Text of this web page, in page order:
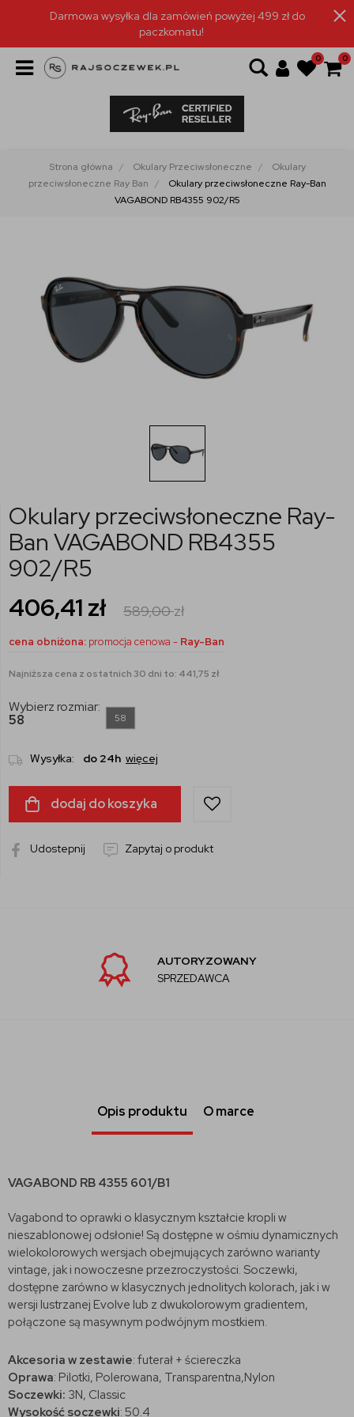
Darmowa wysyłka dla zamówień powyżej 499 zł do
paczkomatu!
0 0
Strona główna Okulary Przeciwsłoneczne
Okulary
przeciwsłoneczne Ray Ban
Okulary przeciwsłoneczne Ray-Ban
VAGABOND RB4355 902/R5
Okulary przeciwsłoneczne Ray-
Ban VAGABOND RB4355
902/R5
406,41 zł 589,00zł
cena obniżona: promocja cenowa - Ray-Ban
Najniższa cena z ostatnich 30 dni to: 441,75 zł
Wybierz rozmiar:
58
58
Wysyłka: do 24h więcej
dodaj do koszyka
Udostepnij Zapytaj o produkt
AUTORYZOWANY
SPRZEDAWCA
Opis produktu O marce
VAGABOND RB 4355 601/B1
Vagabond to oprawki o klasycznym kształcie kropli w
nieszablonowej odsłonie! Są dostępne w ośmiu dynamicznych
wielokolorowych wersjach obejmujących zarówno warianty
vintage, jak i nowoczesne przezroczystości. Soczewki,
dostępne zarówno w klasycznych jednolitych kolorach, jak i w
wersji lustrzanej Evolve lub z dwukolorowym gradientem,
połączone są masywnym podwójnym mostkiem.
Akcesoria w zestawie: futerał + ściereczka
Oprawa: Pilotki, Polerowana, Transparentna,Nylon
Soczewki: 3N, Classic
Wysokość soczewki: 50.4